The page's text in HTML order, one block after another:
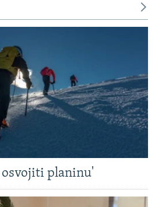
osvojiti planinu'